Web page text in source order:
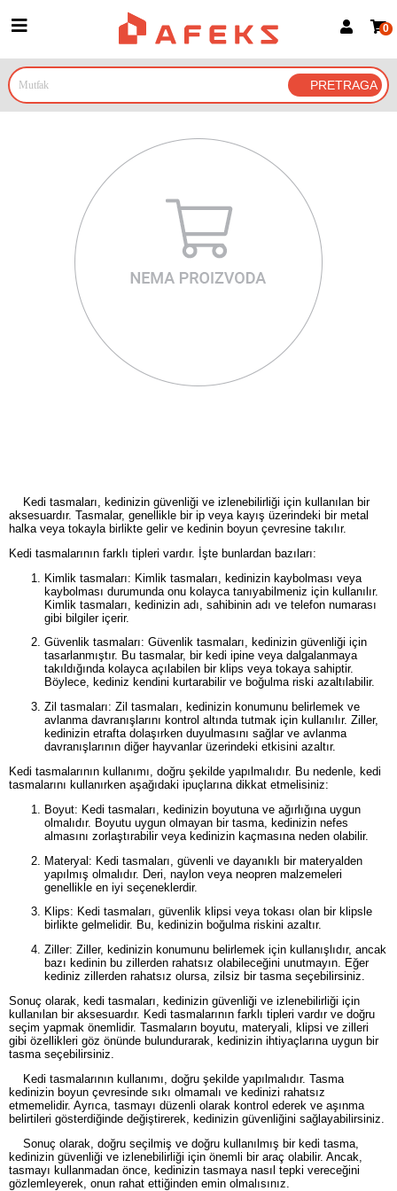
Prijava za članove
Prijavite se Google nalogom
0
Kedi tasmaları, kedinizin güvenliği ve izlenebilirliği için kullanılan bir
aksesuardır. Tasmalar, genellikle bir ip veya kayış üzerindeki bir metal
halka veya tokayla birlikte gelir ve kedinin boyun çevresine takılır.
Kedi tasmalarının farklı tipleri vardır. İşte bunlardan bazıları:
Kimlik tasmaları: Kimlik tasmaları, kedinizin kaybolması veya
kaybolması durumunda onu kolayca tanıyabilmeniz için kullanılır.
Kimlik tasmaları, kedinizin adı, sahibinin adı ve telefon numarası
gibi bilgiler içerir.
Güvenlik tasmaları: Güvenlik tasmaları, kedinizin güvenliği için
tasarlanmıştır. Bu tasmalar, bir kedi ipine veya dalgalanmaya
takıldığında kolayca açılabilen bir klips veya tokaya sahiptir.
Böylece, kediniz kendini kurtarabilir ve boğulma riski azaltılabilir.
Zil tasmaları: Zil tasmaları, kedinizin konumunu belirlemek ve
avlanma davranışlarını kontrol altında tutmak için kullanılır. Ziller,
kedinizin etrafta dolaşırken duyulmasını sağlar ve avlanma
davranışlarının diğer hayvanlar üzerindeki etkisini azaltır.
Kedi tasmalarının kullanımı, doğru şekilde yapılmalıdır. Bu nedenle, kedi
tasmalarını kullanırken aşağıdaki ipuçlarına dikkat etmelisiniz:
Boyut: Kedi tasmaları, kedinizin boyutuna ve ağırlığına uygun
olmalıdır. Boyutu uygun olmayan bir tasma, kedinizin nefes
almasını zorlaştırabilir veya kedinizin kaçmasına neden olabilir.
Materyal: Kedi tasmaları, güvenli ve dayanıklı bir materyalden
yapılmış olmalıdır. Deri, naylon veya neopren malzemeleri
genellikle en iyi seçeneklerdir.
Klips: Kedi tasmaları, güvenlik klipsi veya tokası olan bir klipsle
birlikte gelmelidir. Bu, kedinizin boğulma riskini azaltır.
Ziller: Ziller, kedinizin konumunu belirlemek için kullanışlıdır, ancak
bazı kedinin bu zillerden rahatsız olabileceğini unutmayın. Eğer
kediniz zillerden rahatsız olursa, zilsiz bir tasma seçebilirsiniz.
Sonuç olarak, kedi tasmaları, kedinizin güvenliği ve izlenebilirliği için
kullanılan bir aksesuardır. Kedi tasmalarının farklı tipleri vardır ve doğru
seçim yapmak önemlidir. Tasmaların boyutu, materyali, klipsi ve zilleri
gibi özellikleri göz önünde bulundurarak, kedinizin ihtiyaçlarına uygun bir
tasma seçebilirsiniz.
Kedi tasmalarının kullanımı, doğru şekilde yapılmalıdır. Tasma
kedinizin boyun çevresinde sıkı olmamalı ve kedinizi rahatsız
etmemelidir. Ayrıca, tasmayı düzenli olarak kontrol ederek ve aşınma
belirtileri gösterdiğinde değiştirerek, kedinizin güvenliğini sağlayabilirsiniz.
Sonuç olarak, doğru seçilmiş ve doğru kullanılmış bir kedi tasma,
kedinizin güvenliği ve izlenebilirliği için önemli bir araç olabilir. Ancak,
tasmayı kullanmadan önce, kedinizin tasmaya nasıl tepki vereceğini
gözlemleyerek, onun rahat ettiğinden emin olmalısınız.